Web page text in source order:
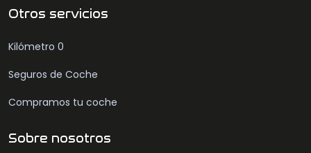
Otros servicios
Kilómetro 0
Seguros de Coche
Compramos tu coche
Sobre nosotros